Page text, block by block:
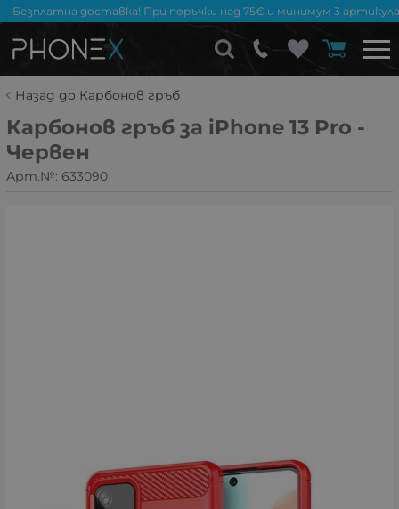
Безплатна доставка! При поръчки над 75€ и минимум 3
Назад до Карбонов гръб
Карбонов гръб за iPhone 13 Pro -
Червен
Арт.№: 633090